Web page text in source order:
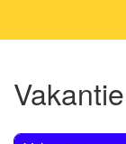
Vakantie